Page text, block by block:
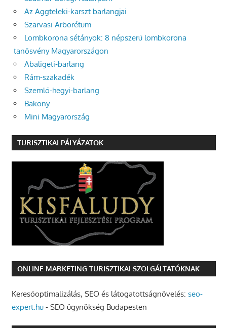
Az Aggteleki-karszt barlangjai
Szarvasi Arborétum
Lombkorona sétányok: 8 népszerű lombkorona
tanösvény Magyarországon
Abaligeti-barlang
Rám-szakadék
Szemlő-hegyi-barlang
Bakony
Mini Magyarország
TURISZTIKAI PÁLYÁZATOK
ONLINE MARKETING TURISZTIKAI SZOLGÁLTATÓKNAK
Keresőoptimalizálás, SEO és látogatottságnövelés: seo-
expert.hu- SEO ügynökség Budapesten